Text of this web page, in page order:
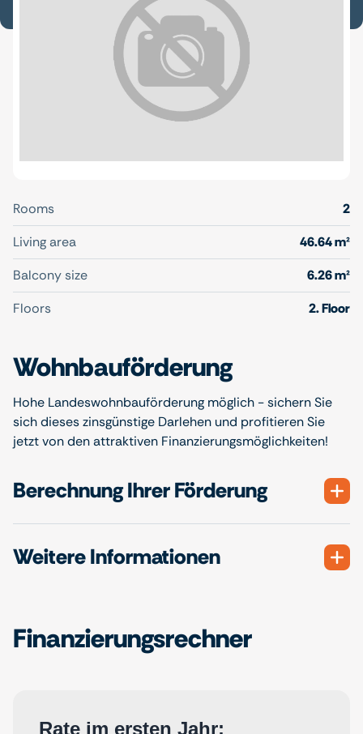
Rooms
2
Living area
46.64 m²
Balcony size
6.26 m²
Floors
2. Floor
Wohnbauförderung
Hohe Landeswohnbauförderung möglich - sichern Sie
sich dieses zinsgünstige Darlehen und profitieren Sie
jetzt von den attraktiven Finanzierungsmöglichkeiten!
Berechnung Ihrer Förderung
Weitere Informationen
Finanzierungsrechner